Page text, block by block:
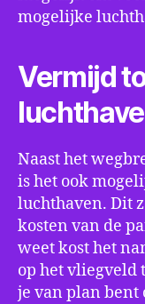
mogelijke
Vermijd
Naast het
is het ook
luchthaven. Dit
kosten van de
weet kost het
op het vliegveld
je van plan bent